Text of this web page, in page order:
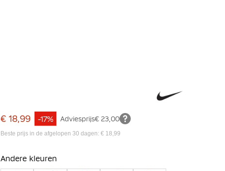
€ 18,99 Adviesprijs€ 23,00
-17%
Beste prijs in de afgelopen 30 dagen: € 18,99
Andere kleuren